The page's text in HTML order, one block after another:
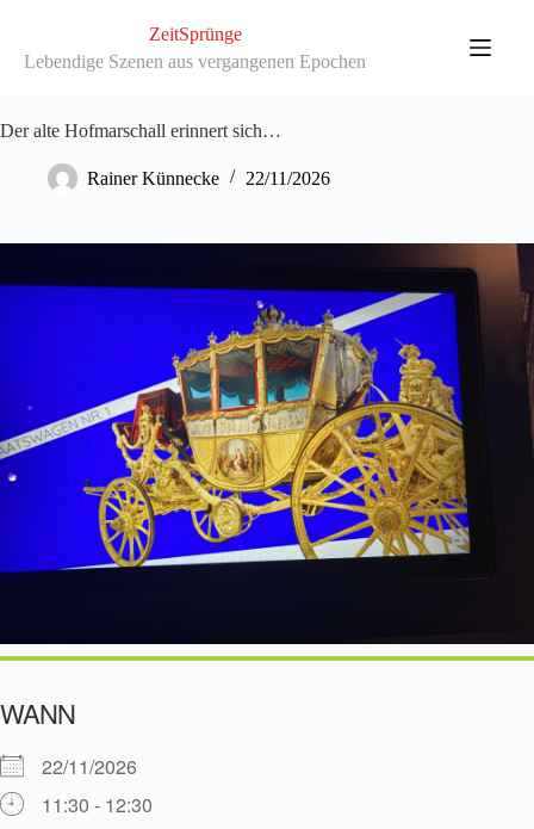
springen
ZeitSprünge
Lebendige Szenen aus vergangenen Epochen
Der alte Hofmarschall erinnert sich…
Rainer Künnecke 22/11/2026
WANN
22/11/2026
11:30 - 12:30